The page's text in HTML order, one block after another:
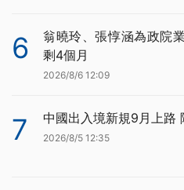
6
翁曉玲、張惇涵為政院
剩4個月
2026/8/6 12:09
7 中國出入境新規9月上路
2026/8/5 12:35